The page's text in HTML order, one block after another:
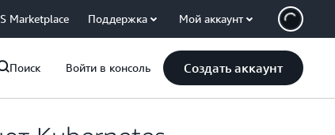
Marketplace Поддержка Мой аккаунт
Поиск Войти в консоль Создать аккаунт